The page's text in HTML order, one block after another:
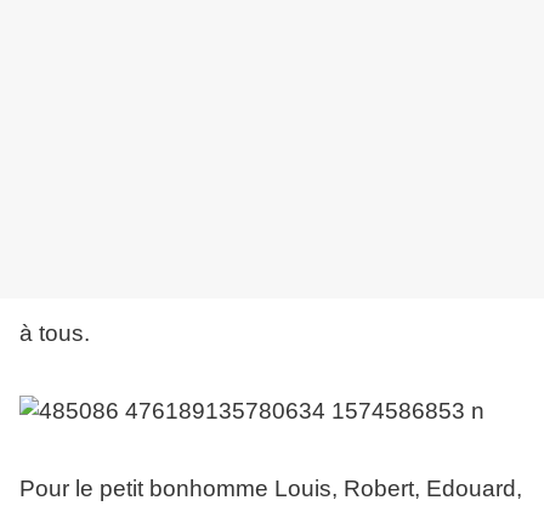
à tous.
Pour le petit bonhomme Louis, Robert, Edouard,